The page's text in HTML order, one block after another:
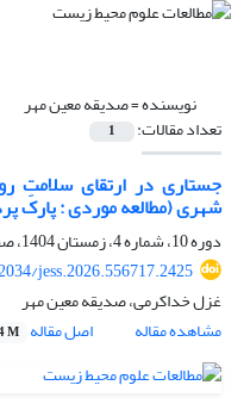
نویسنده =صدیقه معین مهر
تعداد مقالات: 1
جستاری در ارتقای سلامتِ
شهری (مطالعه موردی : پارک
دوره 10، شماره 4، زمستان 1404، صفحه
jess.2026.556717.2425
غزل خداکرمى، صدیقه معین مهر
مشاهده مقاله
اصل مقاله M